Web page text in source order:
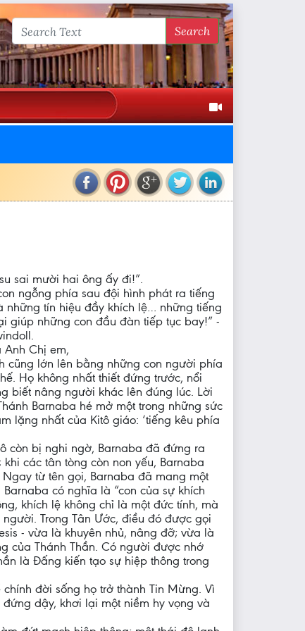
Search
sai mười hai ông ấy đi!”.
ngỗng phía sau đội hình phát ra tiếng
những tín hiệu đầy khích lệ… những tiếng
giúp những con đầu đàn tiếp tục bay!” -
Anh Chị em,
cũng lớn lên bằng những con người phía
Họ không nhất thiết đứng trước, nổi
biết nâng người khác lên đúng lúc. Lời
Barnaba hé mở một trong những sức
lặng nhất của Kitô giáo: ‘tiếng kêu phía
còn bị nghi ngờ, Barnaba đã đứng ra
khi các tân tòng còn non yếu, Barnaba
từ tên gọi, Barnaba đã mang một
Barnaba có nghĩa là “con của sự khích
khích lệ không chỉ là một đức tính, mà
Trong Tân Ước, điều đó được gọi
- vừa là khuyên nhủ, nâng đỡ; vừa là
của Thánh Thần. Có người được nhớ
là Đấng kiến tạo sự hiệp thông trong
đời sống họ trở thành Tin Mừng. Vì
dậy, khơi lại một niềm hy vọng và